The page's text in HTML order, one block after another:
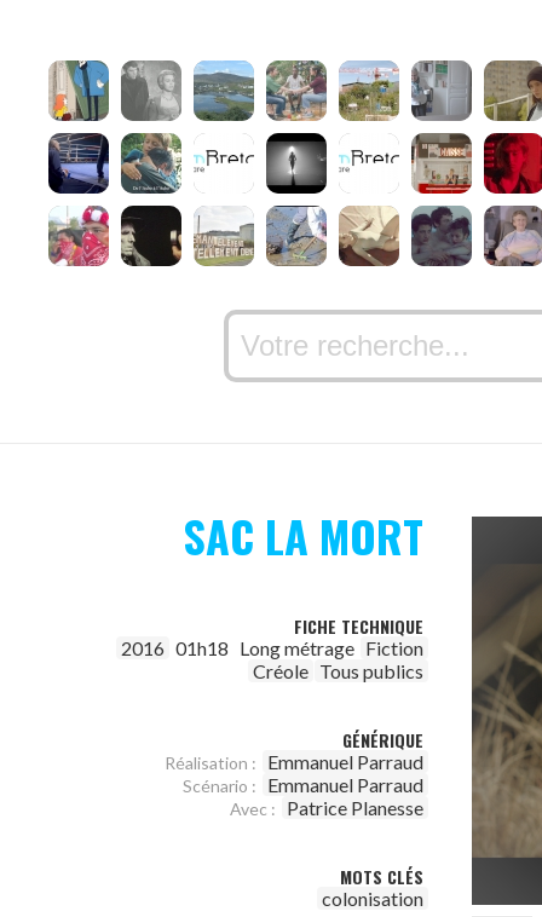
SAC LA MORT
FICHE TECHNIQUE
2016 01h18 Long métrage Fiction
Créole Tous publics
GÉNÉRIQUE
Réalisation : Emmanuel Parraud
Scénario : Emmanuel Parraud
Avec : Patrice Planesse
MOTS CLÉS
colonisation